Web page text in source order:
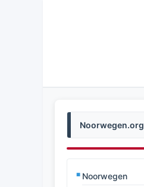
Noorwegen.org
Noorwegen